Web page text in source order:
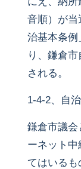
音順）が当
治基本条例
り、鎌倉
される。
1-4-2、自
鎌倉市議会
ーネット
てはいる